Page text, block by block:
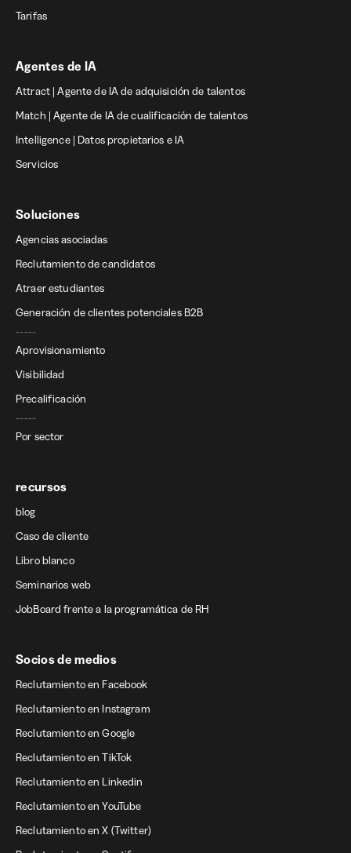
Tarifas
Agentes de IA
Attract | Agente de IA de adquisición de talentos
Match | Agente de IA de cualificación de talentos
Intelligence | Datos propietarios e IA
Servicios
Soluciones
Agencias asociadas
Reclutamiento de candidatos
Atraer estudiantes
Generación de clientes potenciales B2B
-----
Aprovisionamiento
Visibilidad
Precalificación
-----
Por sector
recursos
blog
Caso de cliente
Libro blanco
Seminarios web
JobBoard frente a la programática de RH
Socios de medios
Reclutamiento en Facebook
Reclutamiento en Instagram
Reclutamiento en Google
Reclutamiento en TikTok
Reclutamiento en Linkedin
Reclutamiento en YouTube
Reclutamiento en X (Twitter)